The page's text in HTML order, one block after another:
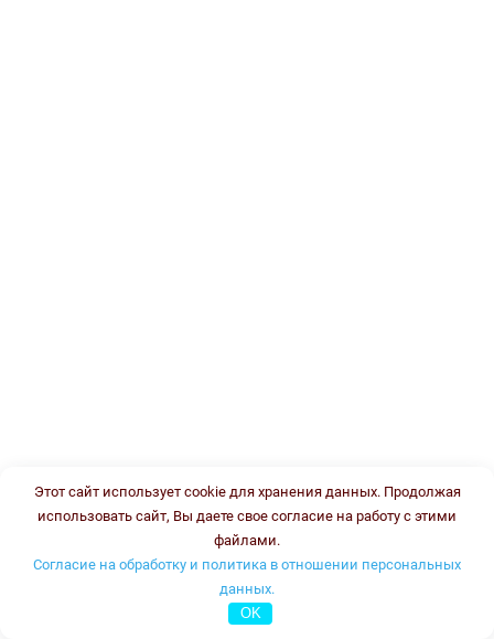
Этот сайт использует cookie для хранения данных. Продолжая
использовать сайт, Вы даете свое согласие на работу с этими
файлами.
Согласие на обработку и политика в отношении персональных
данных.
OK